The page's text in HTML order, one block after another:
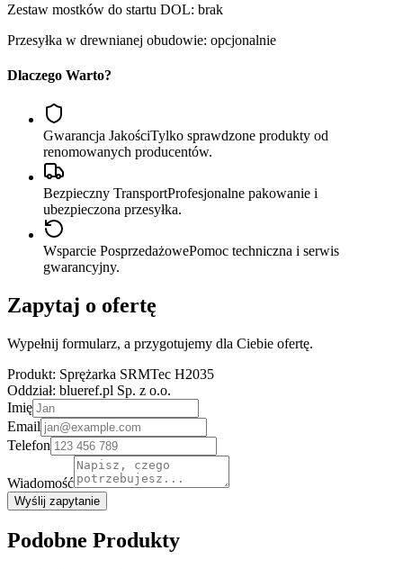
Zestaw mostków do startu DOL: brak
Przesyłka w drewnianej obudowie: opcjonalnie
Dlaczego Warto?
Gwarancja JakościTylko sprawdzone produkty od
renomowanych producentów.
Bezpieczny TransportProfesjonalne pakowanie i
ubezpieczona przesyłka.
Wsparcie PosprzedażowePomoc techniczna i serwis
gwarancyjny.
Zapytaj o ofertę
Wypełnij formularz, a przygotujemy dla Ciebie ofertę.
Produkt: Sprężarka SRMTec H2035
Oddział: blueref.pl Sp. z o.o.
Imię
Email
Telefon
Wiadomość
Wyślij zapytanie
Podobne Produkty